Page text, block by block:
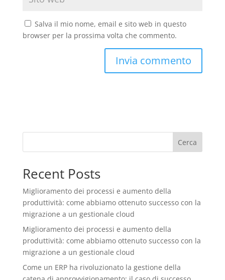
Salva il mio nome, email e sito web in questo
browser per la prossima volta che commento.
Cerca
Recent Posts
Miglioramento dei processi e aumento della
produttività: come abbiamo ottenuto successo con la
migrazione a un gestionale cloud
Miglioramento dei processi e aumento della
produttività: come abbiamo ottenuto successo con la
migrazione a un gestionale cloud
Come un ERP ha rivoluzionato la gestione della